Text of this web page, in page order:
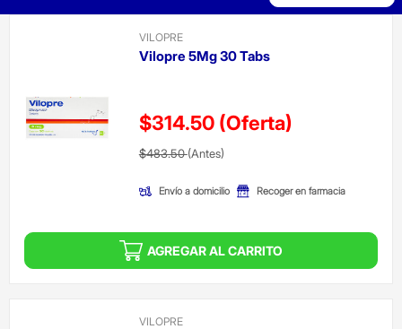
VILOPRE
Vilopre 5Mg 30 Tabs
$314.50 (Oferta)
Precio reducido de
$483.50(Antes)(Oferta)
Envío a domicilio Recoger en farmacia
AGREGAR AL CARRITO
VILOPRE